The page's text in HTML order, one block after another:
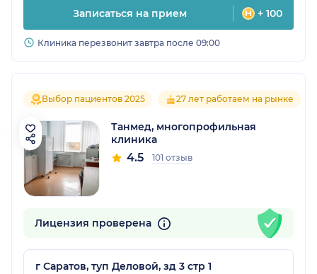
Записаться на прием + 100
Клиника перезвонит завтра после 09:00
Выбор пациентов 2025 27 лет работаем на рынке
Танмед, многопрофильная
клиника
4.5 101 отзыв
Лицензия проверена
г Саратов, туп Деловой, зд 3 стр 1